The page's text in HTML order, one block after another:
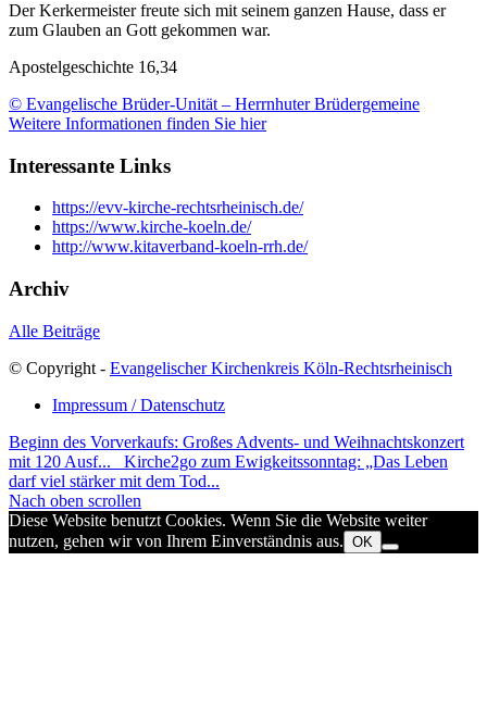
Der Kerkermeister freute sich mit seinem ganzen Hause, dass er
zum Glauben an Gott gekommen war.
Apostelgeschichte 16,34
© Evangelische Brüder-Unität – Herrnhuter Brüdergemeine
Weitere Informationen finden Sie hier
Interessante Links
https://evv-kirche-rechtsrheinisch.de/
https://www.kirche-koeln.de/
http://www.kitaverband-koeln-rrh.de/
Archiv
Alle Beiträge
© Copyright - Evangelischer Kirchenkreis Köln-Rechtsrheinisch
Impressum / Datenschutz
Beginn des Vorverkaufs: Großes Advents- und Weihnachtskonzert
mit 120 Ausf...
Kirche2go zum Ewigkeitssonntag: „Das Leben
darf viel stärker mit dem Tod...
Nach oben scrollen
Diese Website benutzt Cookies. Wenn Sie die Website weiter
nutzen, gehen wir von Ihrem Einverständnis aus. OK